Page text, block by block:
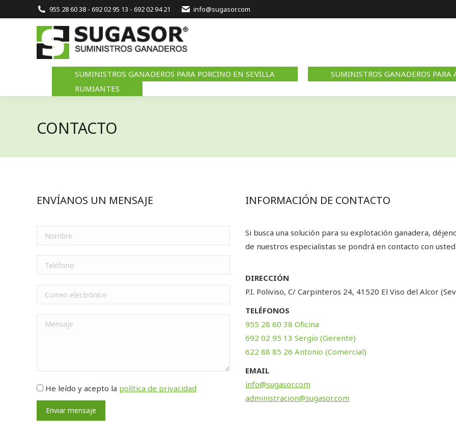
955 28 60 38 - 692 02 95 13 - 692 02 94 21 info@sugasor.com
SUMINISTROS GANADEROS PARA PORCINO EN SEVILLA
SUMINISTROS GANADEROS
RUMIANTES
CONTACTO
ENVÍANOS UN MENSAJE
He leído y acepto la política de privacidad
INFORMACIÓN DE CONTACTO
Si busca una solución para su explotación ganadera,
de nuestros especialistas se pondrá en contacto con
DIRECCIÓN
P.I. Poliviso, C/ Carpinteros 24, 41520 El Viso del Alcor
TELÉFONOS
955 28 60 38 Oficina
692 02 95 13 Sergio (Gerente)
622 88 85 26 Antonio (Comercial)
EMAIL
info@sugasor.com
administracion@sugasor.com
NOSOTROS
CONTACTO
SUMINISTROS GANADEROS PARA PORCINO EN SEVILLA